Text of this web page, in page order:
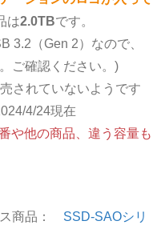
は2.0TBです。
3.2（Gen 2）なので、
ご確認ください。)
されていないようです
4/24現在
や他の商品、違う容量も
商品： SSD-SAOシリ